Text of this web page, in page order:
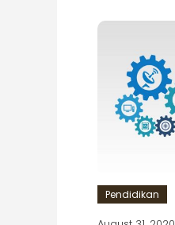
Pendidikan